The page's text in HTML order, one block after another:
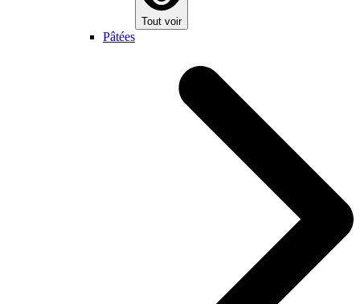
Tout voir
Pâtées